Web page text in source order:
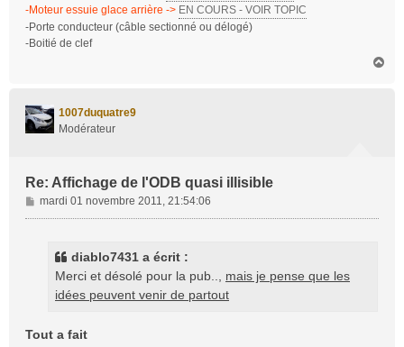
-Moteur essuie glace arrière -> EN COURS - VOIR TOPIC
-Porte conducteur (câble sectionné ou délogé)
-Boitié de clef
1007duquatre9
Modérateur
Re: Affichage de l'ODB quasi illisible
M
e
mardi 01 novembre 2011, 21:54:06
diablo7431 a écrit :
Merci et désolé pour la pub.., mais je pense que les
idées peuvent venir de partout
Tout a fait